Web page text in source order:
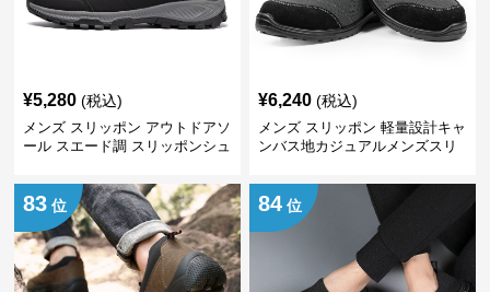
¥5,280 (税込)
メンズ スリッポン アウトドアソ
ール スエード調 スリッポンシュ
¥6,240 (税込)
メンズ スリッポン 軽量設計キャ
ンバス地カジュアルメンズスリ
83 位 84 位